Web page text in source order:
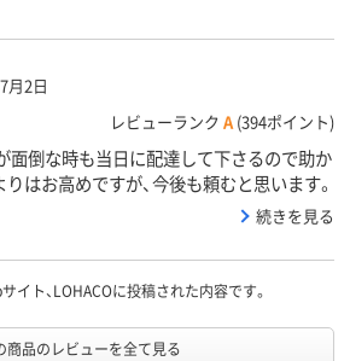
月2日
レビューランク A (394ポイント)
面倒な時も当日に配達して下さるので助か
はお高めですが、今後も頼むと思います。
続きを見る
イト、LOHACOに投稿された内容です。
商品のレビューを全て見る